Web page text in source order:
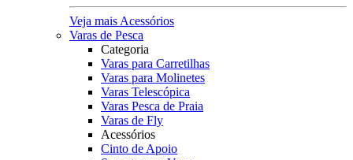
Veja mais Acessórios
Varas de Pesca
Categoria
Varas para Carretilhas
Varas para Molinetes
Varas Telescópica
Varas Pesca de Praia
Varas de Fly
Acessórios
Cinto de Apoio